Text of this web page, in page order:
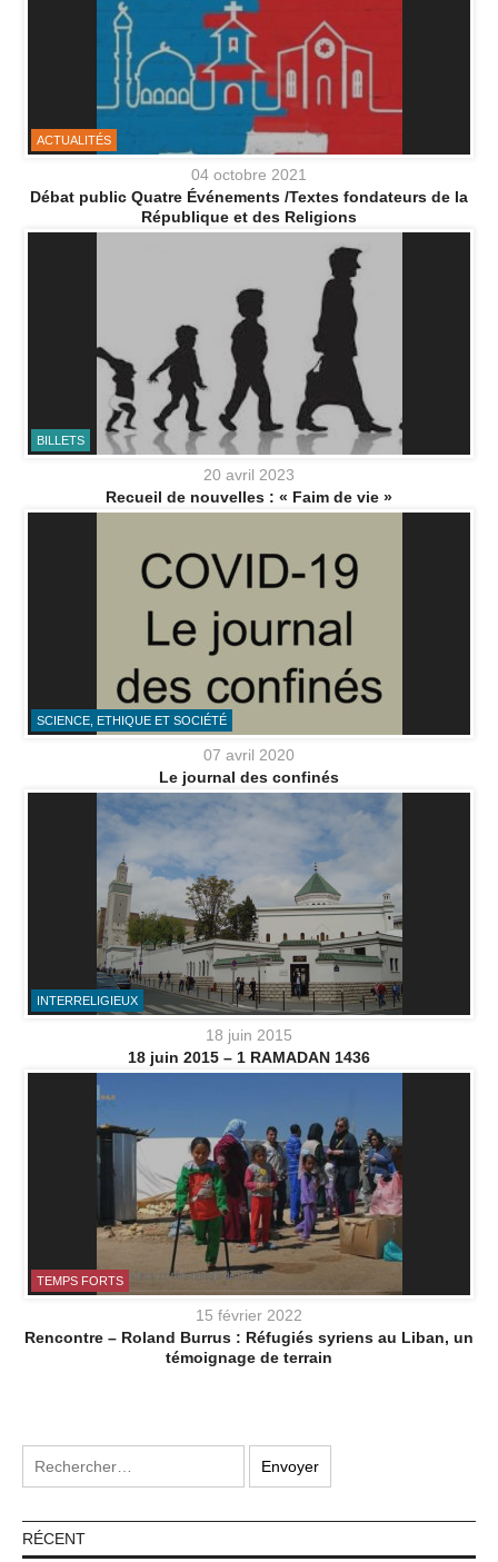
ACTUALITÉS
04 octobre 2021
Débat public Quatre Événements /Textes fondateurs de la
République et des Religions
BILLETS
20 avril 2023
Recueil de nouvelles : « Faim de vie »
SCIENCE, ETHIQUE ET SOCIÉTÉ
07 avril 2020
Le journal des confinés
INTERRELIGIEUX
18 juin 2015
18 juin 2015 – 1 RAMADAN 1436
TEMPS FORTS
15 février 2022
Rencontre – Roland Burrus : Réfugiés syriens au Liban, un
témoignage de terrain
RÉCENT